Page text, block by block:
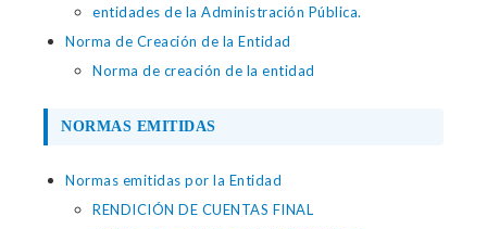
entidades de la Administración Pública.
Norma de Creación de la Entidad
Norma de creación de la entidad
NORMAS EMITIDAS
Normas emitidas por la Entidad
RENDICIÓN DE CUENTAS FINAL